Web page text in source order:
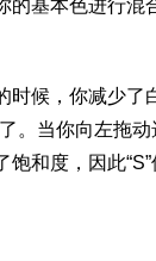
的基本色进行混
时候，你减少了
。当你向左拖
和度，因此“S”